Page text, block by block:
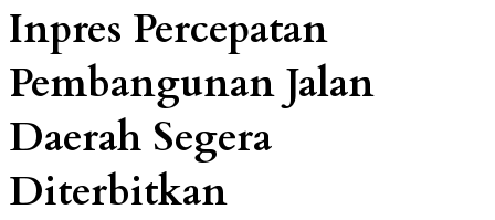
Inpres Percepatan
Pembangunan Jalan
Daerah Segera
Diterbitkan